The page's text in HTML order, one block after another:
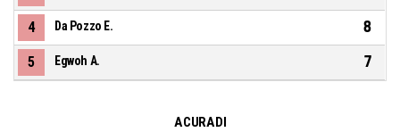
4 Da Pozzo E. 8
5 Egwoh A. 7
A CURA DI